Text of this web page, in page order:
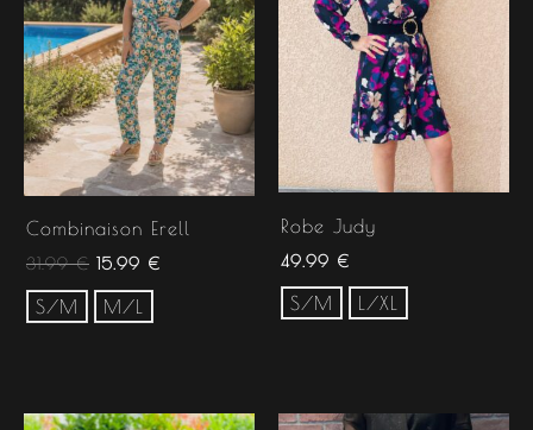
Combinaison Erell
31.99€ 15.99 €
S/M M/L
Robe Judy
49.99 €
S/M L/XL